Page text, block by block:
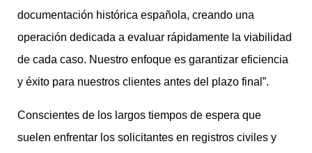
documentación histórica española, creando una
operación dedicada a evaluar rápidamente la viabilidad
de cada caso. Nuestro enfoque es garantizar eficiencia
y éxito para nuestros clientes antes del plazo final”.
Conscientes de los largos tiempos de espera que
suelen enfrentar los solicitantes en registros civiles y